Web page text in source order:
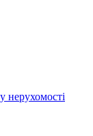
нерухомості